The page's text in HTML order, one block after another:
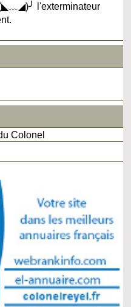
l'exterminateur
Colonel